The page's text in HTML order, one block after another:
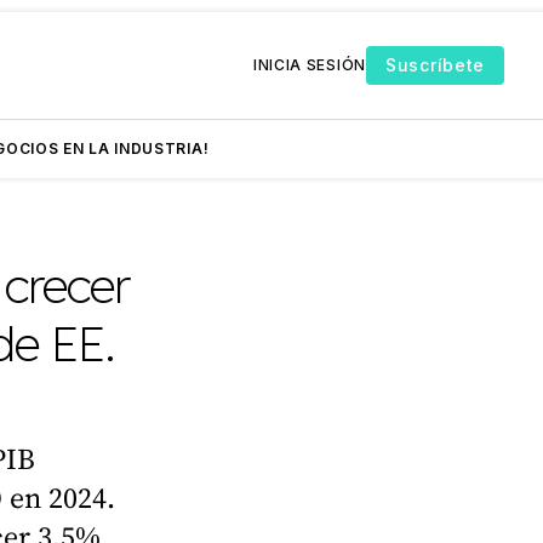
INICIA SESIÓN Suscríbete
EN LA INDUSTRIA!
EE.
2024.